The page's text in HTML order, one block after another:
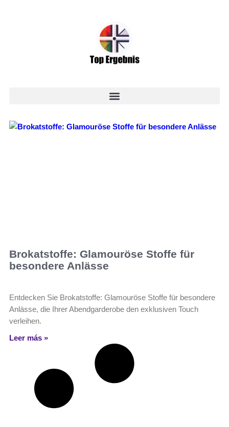
Brokatstoffe: Glamouröse Stoffe für
besondere Anlässe
Entdecken Sie Brokatstoffe: Glamouröse Stoffe für besondere
Anlässe, die Ihrer Abendgarderobe den exklusiven Touch
verleihen.
Leer más »